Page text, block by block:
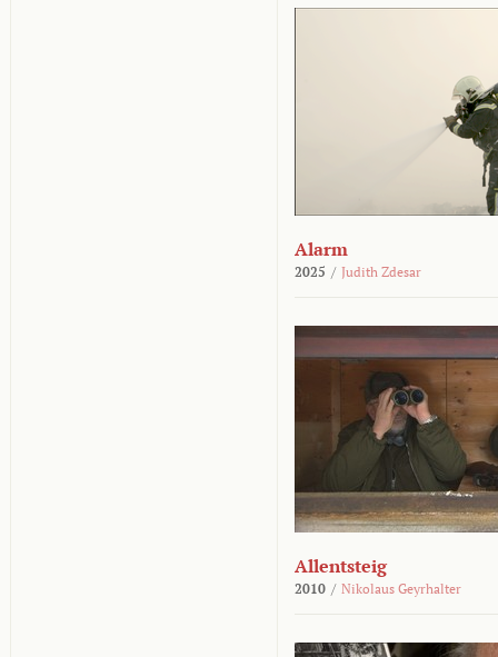
Alarm
2025 / Judith Zdesar
Allentsteig
2010 / Nikolaus Geyrhalter